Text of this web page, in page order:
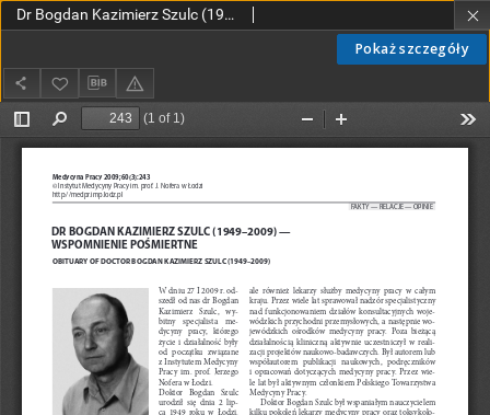
Pokaż szczegóły
Dr Bogdan Kazimierz Szulc (1949-2009) - wspomnienie pośmiertne